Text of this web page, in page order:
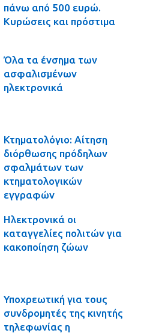
πάνω από 500 ευρώ.
Κυρώσεις και πρόστιμα
Όλα τα ένσημα των
ασφαλισμένων
ηλεκτρονικά
Κτηματολόγιο: Αίτηση
διόρθωσης πρόδηλων
σφαλμάτων των
κτηματολογικών
εγγραφών
Ηλεκτρονικά οι
καταγγελίες πολιτών για
κακοποίηση ζώων
Υποχρεωτική για τους
συνδρομητές της κινητής
τηλεφωνίας η